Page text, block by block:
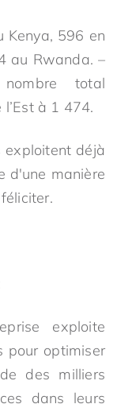
Kenya, 596 en
au Rwanda. –
total
à 1 474.
exploitent déjà
d'une manière
exploite
pour optimiser
des milliers
dans leurs